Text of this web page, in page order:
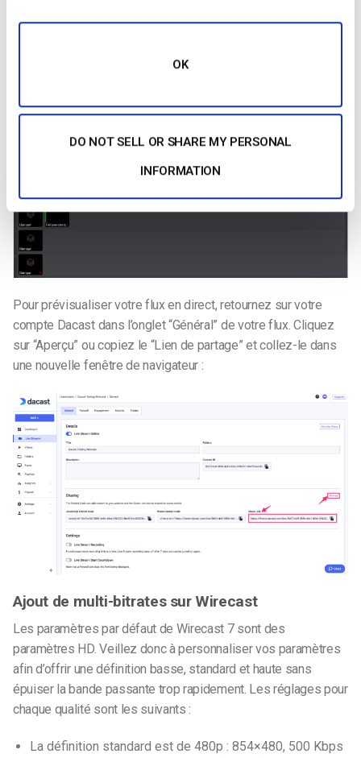
OK
DO NOT SELL OR SHARE MY PERSONAL
INFORMATION
l’icône “Stream”. Une fois qu’il commence, un minuteur devrait
au serveur Dacast et que votre flux en direct a commencé :
Pour prévisualiser votre flux en direct, retournez sur votre
compte Dacast dans l’onglet “Général” de votre flux. Cliquez
sur “Aperçu” ou copiez le “Lien de partage” et collez-le dans
une nouvelle fenêtre de navigateur :
Ajout de multi-bitrates sur Wirecast
Les paramètres par défaut de Wirecast 7 sont des
paramètres HD. Veillez donc à personnaliser vos paramètres
afin d’offrir une définition basse, standard et haute sans
épuiser la bande passante trop rapidement. Les réglages pour
chaque qualité sont les suivants :
La définition standard est de 480p : 854×480, 500 Kbps